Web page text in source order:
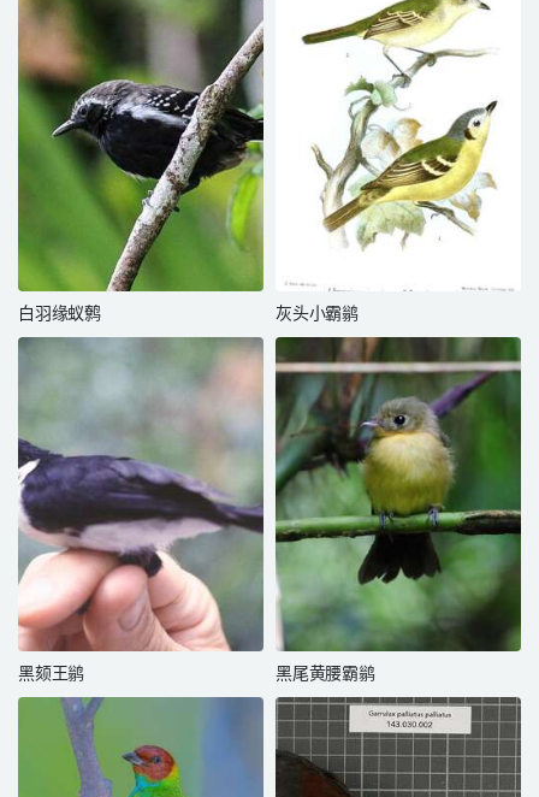
白羽缘蚁鹩 灰头小霸鹟
黑颏王鹟 黑尾黄腰霸鹟